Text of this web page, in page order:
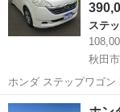
ステ
秋田市
ホンダ ステップワゴン
390,000円 年式(初度登録年):2005(H17) 走行距離:10.8万km 修復歴:な
秋田 秋田市